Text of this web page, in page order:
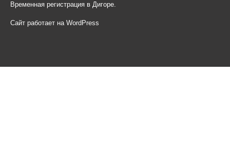
Временная регистрация в Дигоре.
Сайт работает на WordPress